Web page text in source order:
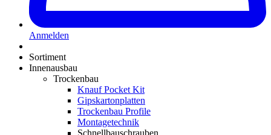
Anmelden
Sortiment
Innenausbau
Trockenbau
Knauf Pocket Kit
Gipskartonplatten
Trockenbau Profile
Montagetechnik
Schnellbauschrauben